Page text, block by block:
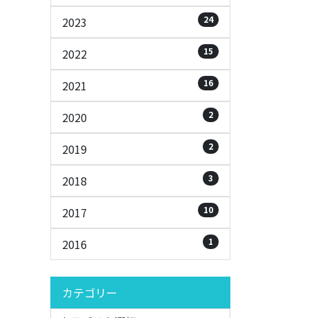
2023 24
2022 15
2021 16
2020 2
2019 2
2018 3
2017 10
2016 1
カテゴリー